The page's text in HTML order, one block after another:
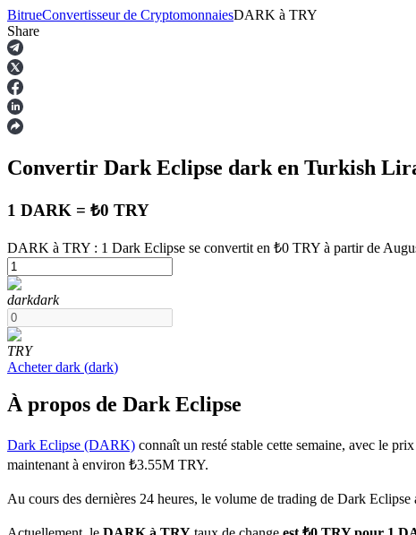
Contrats à terme
Futures utilisant l'USDT comme garantie
BitrueConvertisseur de CryptomonnaiesDARK à TRY
Share
Convertir Dark Eclipse dark en Turkish
1 DARK = ₺0 TRY
DARK à TRY : 1 Dark Eclipse se convertit en ₺0 TRY à partir de
darkdark
TRY
Acheter dark (dark)
À propos de Dark Eclipse
Dark Eclipse (DARK) connaît un resté stable cette semaine, avec le
maintenant à environ ₺3.55M TRY.
Au cours des dernières 24 heures, le volume de trading de Dark